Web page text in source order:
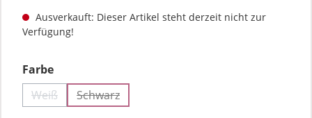
Ausverkauft: Dieser Artikel steht derzeit nicht zur
Verfügung!
Farbeauswählen
Weiß(Diese Option ist zurzeit nicht verfügbar.)
Schwarz(Diese Option ist zurzeit nicht verfügbar.)